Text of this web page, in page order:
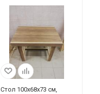
Стол 100х68х73 см,